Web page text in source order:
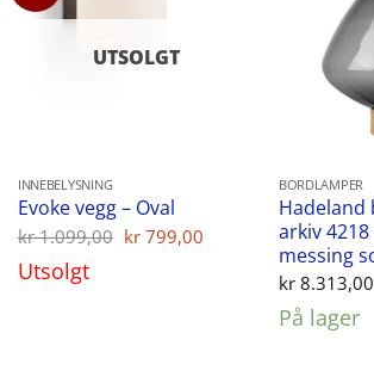
UTSOLGT
INNEBELYSNING
Evoke vegg – Oval
kr1.099,00 Opprinnelig
kr 799,00 Nåværende
kr 799,00.
Utsolgt
BORDLAMPER
Hadeland
arkiv
messing
kr8.313,00
På lager